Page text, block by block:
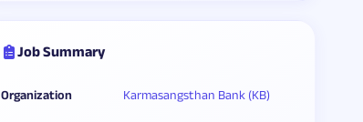
Job Summary
Organization
Karmasangsthan Bank (KB)